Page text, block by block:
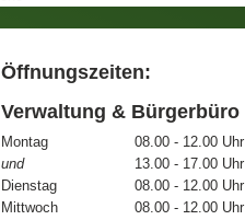
Öffnungszeiten:
Verwaltung & Bürgerbüro
Montag
08.00 - 12.00 Uhr
und
13.00 - 17.00 Uhr
Dienstag
08.00 - 12.00 Uhr
Mittwoch
08.00 - 12.00 Uhr